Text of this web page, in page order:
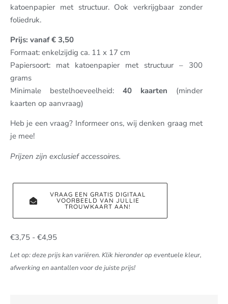
katoenpapier met structuur. Ook verkrijgbaar zonder
foliedruk.
Prijs: vanaf € 3,50
Formaat: enkelzijdig ca. 11 x 17 cm
Papiersoort: mat katoenpapier met structuur – 300
grams
Minimale bestelhoeveelheid: 40 kaarten (minder
kaarten op aanvraag)
Heb je een vraag? Informeer ons, wij denken graag met
je mee!
Prijzen zijn exclusief accessoires.
VRAAG EEN GRATIS DIGITAAL
VOORBEELD VAN JULLIE
TROUWKAART AAN!
€3,75 - €4,95
Let op: deze prijs kan variëren. Klik hieronder op eventuele kleur,
afwerking en aantallen voor de juiste prijs!